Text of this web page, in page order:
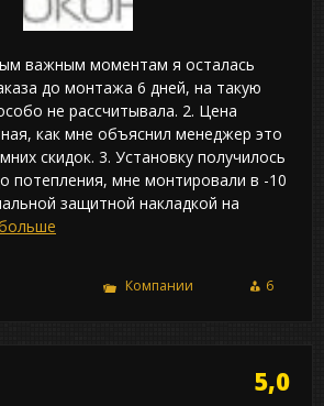
важным моментам я осталась
до монтажа 6 дней, на такую
не рассчитывала. 2. Цена
как мне объяснил менеджер это
скидок. 3. Установку получилось
потепления, мне монтировали в -10
защитной накладкой на
Компании 6
5,0